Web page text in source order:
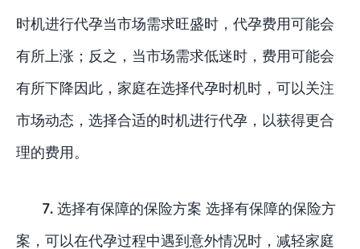
时机进行代孕当市场需求旺盛时，代孕费用可能会
有所上涨；反之，当市场需求低迷时，费用可能会
有所下降因此，家庭在选择代孕时机时，可以关注
市场动态，选择合适的时机进行代孕，以获得更合
理的费用。
7. 选择有保障的保险方案 选择有保障的保险方
案，可以在代孕过程中遇到意外情况时，减轻家庭